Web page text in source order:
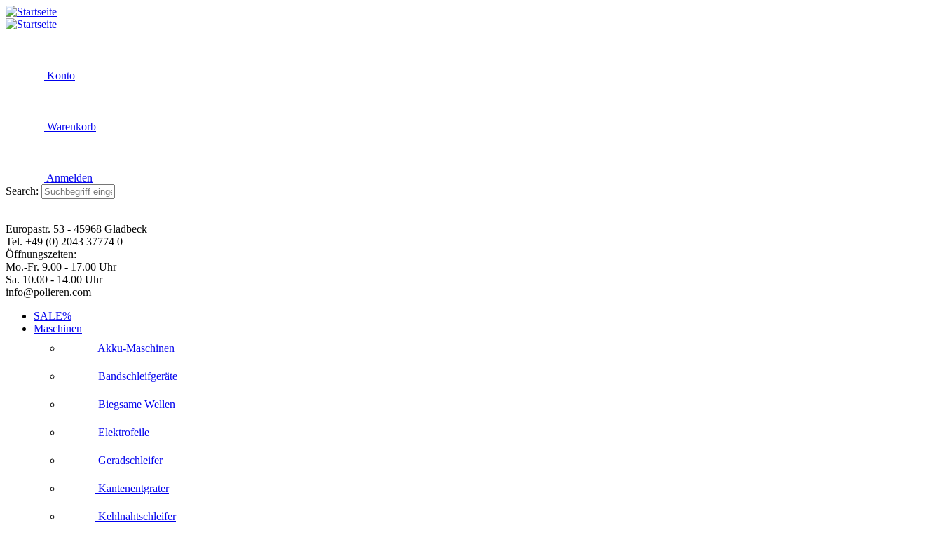
Konto
Warenkorb
Anmelden
Search:
Europastr. 53 - 45968 Gladbeck
Tel. +49 (0) 2043 37774 0
Öffnungszeiten:
Mo.-Fr. 9.00 - 17.00 Uhr
Sa. 10.00 - 14.00 Uhr
info@polieren.com
SALE%
Maschinen
Akku-Maschinen
Bandschleifgeräte
Biegsame Wellen
Elektrofeile
Geradschleifer
Kantenentgrater
Kehlnahtschleifer